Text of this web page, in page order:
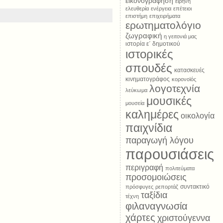
ελευθερία ενέργεια επέτειοι
επιστήμη επιχειρήματα
ερωτηματολόγιο
ζωγραφική η γειτονιά μας
ιστορία ε΄ δημοτικού
ιστορικές
σπουδές κατασκευές
κινηματογράφος κορονοϊός
λεύκωμα λογοτεχνία
μουσεία μουσικές
καλημέρες οικολογία
παιχνίδια
παραγωγή λόγου
παρουσιάσεις
περιγραφή πολιτεύματα
προσομοιώσεις
πρόσφυγες ρεπορτάζ συντακτικό
τέχνη ταξίδια
φιλαναγνωσία
χάρτες χριστούγεννα